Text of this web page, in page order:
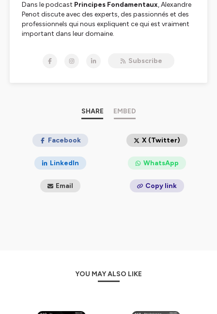
Dans le podcast Principes Fondamentaux, Alexandre
Penot discute avec des experts, des passionnés et des
professionnels qui nous expliquent ce qui est vraiment
important dans leur domaine.
Subscribe
SHARE EMBED
Facebook X (Twitter)
LinkedIn WhatsApp
Email Copy link
YOU MAY ALSO LIKE